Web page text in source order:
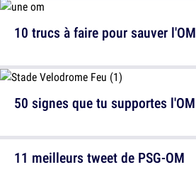
10 trucs à faire pour sauver l'OM
11 meilleurs tweet de PSG-OM
50 signes que tu supportes l'OM